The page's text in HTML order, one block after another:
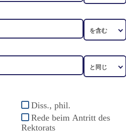
Diss., phil.
Rede beim Antritt des
Rektorats